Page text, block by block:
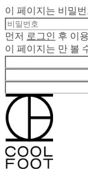
이 페이지는 비밀
먼저 로그인
후 이
이 페이지는 만 볼